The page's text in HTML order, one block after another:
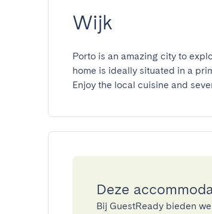
Wijk
Porto is an amazing city to
home is ideally situated in a
Enjoy the local cuisine and
Deze
Bij GuestReady bieden